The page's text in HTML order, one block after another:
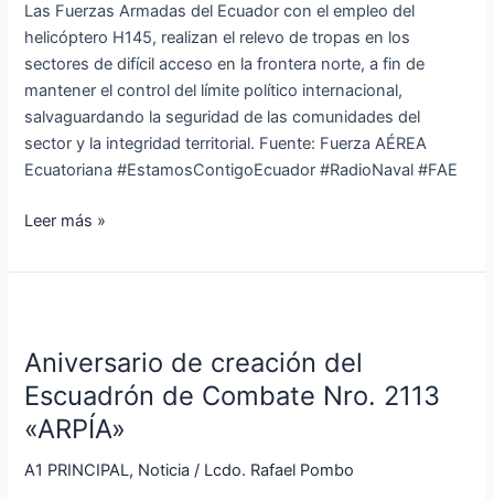
Las Fuerzas Armadas del Ecuador con el empleo del
helicóptero H145, realizan el relevo de tropas en los
sectores de difícil acceso en la frontera norte, a fin de
mantener el control del límite político internacional,
salvaguardando la seguridad de las comunidades del
sector y la integridad territorial. Fuente: Fuerza AÉREA
Ecuatoriana #EstamosContigoEcuador #RadioNaval #FAE
acceso
en
la
frontera
norte
Leer más »
Aniversario de creación del
Escuadrón de Combate Nro. 2113
«ARPÍA»
A1 PRINCIPAL, Noticia / Lcdo. Rafael Pombo
creación
del
Escuadrón
de
Combate